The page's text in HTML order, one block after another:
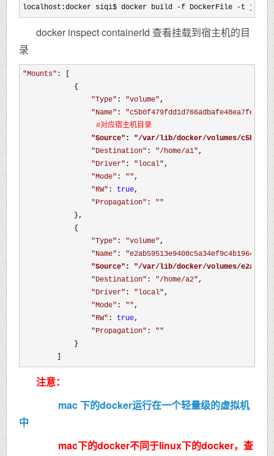
localhost:docker siqi$ docker build
-f DockerFile -t
docker inspect containerId 查看挂载到宿主机的目
录
"Mounts" : [
            {
"Type" : "volume",
"Name" : "
#对应宿主机目录
"Source" : "/var/lib/docker/volumes/
"Destination" : "/home/a1",
"Driver" : " local",
"Mode" : "",
"RW" : true,
"Propagation" : ""
            },
            {
"Type" : "volume",
"Name" : "
"Source" : "/var/lib/docker/volumes/
"Destination" : "/home/a2",
"Driver" : " local",
"Mode" : "",
"RW" : true,
"Propagation" : ""
            }
注意：
mac 下的docker运行在一个轻量级的虚拟机
中
mac下的docker不同于linux下的docker，查